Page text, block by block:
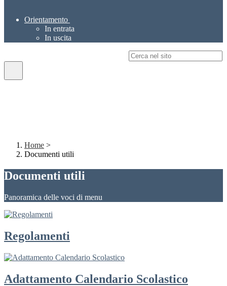
Orientamento
In entrata
In uscita
Home >
Documenti utili
Documenti utili
Panoramica delle voci di menu
Regolamenti
Adattamento Calendario Scolastico